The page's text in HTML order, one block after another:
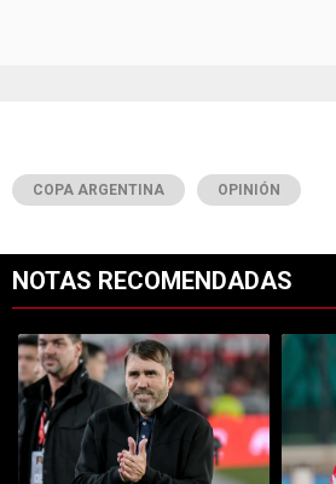
COPA ARGENTINA OPINIÓN
NOTAS RECOMENDADAS
Un artículo de tendencia con el títuloUn